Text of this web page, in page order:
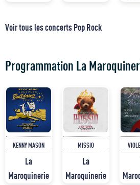
Voir tous les concerts Pop Rock
Programmation La
KENNY MASON
La
Maroquinerie
MISSIO
La
Maroquinerie